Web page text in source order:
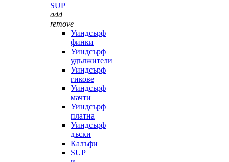
SUP
add
remove
Уиндсърф
финки
Уиндсърф
удължители
Уиндсърф
гикове
Уиндсърф
мачти
Уиндсърф
платна
Уиндсърф
дъски
Калъфи
SUP